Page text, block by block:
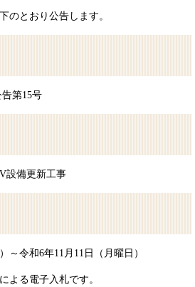
のとおり公告します。
第15号
設備更新工事
～令和6年11月11日（月曜日）
よる電子入札です。